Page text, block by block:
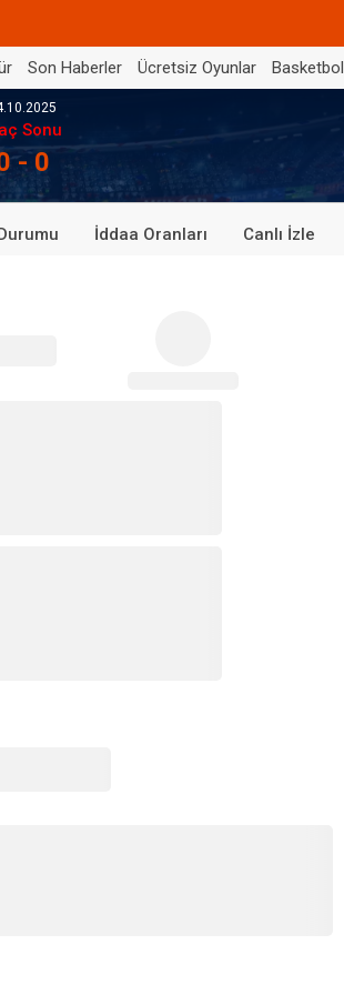
Son Haberler Ücretsiz Oyunlar Basketbol
Sonu
- 0
İddaa Oranları Canlı İzle